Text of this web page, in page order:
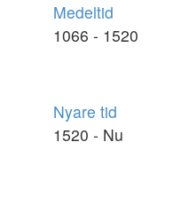
Medeltid
1066 - 1520
Nyare tid
1520 - Nu